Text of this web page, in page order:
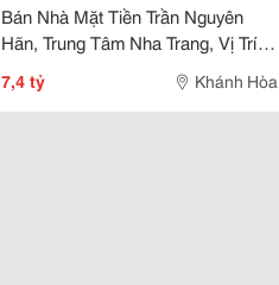
Bán Nhà Mặt Tiền Trần Nguyên
Hãn, Trung Tâm Nha Trang, Vị Trí
Kinh Doanh Đẹp, Giá 7,4 Tỷ
7,4 tỷ Khánh Hòa